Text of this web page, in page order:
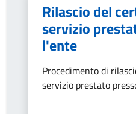
Rilascio del
servizio
l'ente
Procedimento di
servizio prestato